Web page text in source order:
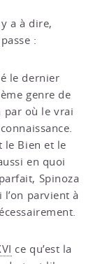
a à dire,
:
le dernier
genre de
par où le vrai
le Bien et le
en quoi
Spinoza
parvient à
ce qu’est la